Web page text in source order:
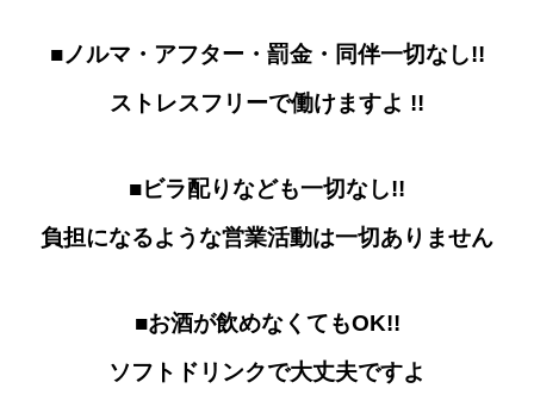
■ノルマ・アフター・罰金・同伴一切なし!!
ストレスフリーで働けますよ !!
■ビラ配りなども一切なし!!
負担になるような営業活動は一切ありません
■お酒が飲めなくてもOK!!
ソフトドリンクで大丈夫ですよ